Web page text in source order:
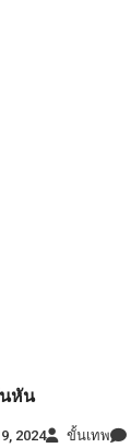
หัน
2024 ขั้นเทพ